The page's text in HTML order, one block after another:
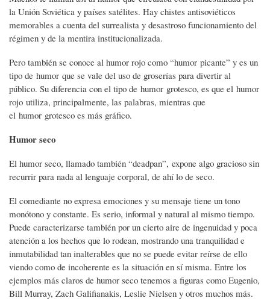
la Unión Soviética y países satélites. Hay chistes antisoviéticos
memorables a cuenta del surrealista y desastroso funcionamiento del
régimen y de la mentira institucionalizada.
Pero también se conoce al humor rojo como “humor picante” y es un
tipo de humor que se vale del uso de groserías para divertir al
público. Su diferencia con el tipo de humor grotesco, es que el humor
rojo utiliza, principalmente, las palabras, mientras que
el humor grotesco es más gráfico.
Humor seco
El humor seco, llamado también “deadpan”, expone algo gracioso sin
recurrir para nada al lenguaje corporal, de ahí lo de seco.
El comediante no expresa emociones y su mensaje tiene un tono
monótono y constante. Es serio, informal y natural al mismo tiempo.
Puede caracterizarse también por un cierto aire de ingenuidad y poca
atención a los hechos que lo rodean, mostrando una tranquilidad e
inmutabilidad tan inalterables que no se puede evitar reírse de ello
viendo como de incoherente es la situación en sí misma. Entre los
ejemplos más claros de humor seco tenemos a figuras como Eugenio,
Bill Murray, Zach Galifianakis, Leslie Nielsen y otros muchos más.